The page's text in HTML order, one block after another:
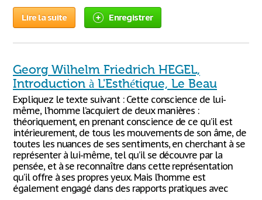
Lire la suite Enregistrer
Georg Wilhelm Friedrich HEGEL,
Introduction à L'Esthétique, Le Beau
Expliquez le texte suivant : Cette conscience de lui-
même, l’homme l’acquiert de deux manières :
théoriquement, en prenant conscience de ce qu’il est
intérieurement, de tous les mouvements de son âme, de
toutes les nuances de ses sentiments, en cherchant à se
représenter à lui-même, tel qu’il se découvre par la
pensée, et à se reconnaître dans cette représentation
qu’il offre à ses propres yeux. Mais l’homme est
également engagé dans des rapports pratiques avec